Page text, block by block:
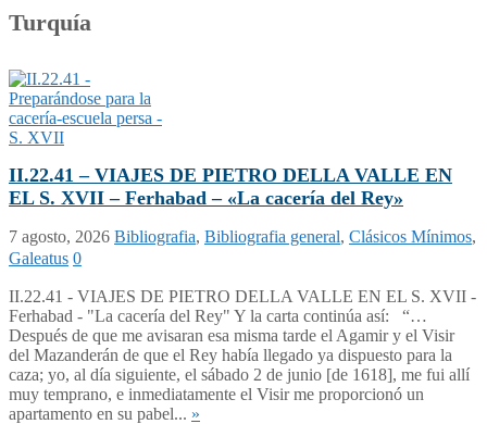
Turquía
II.22.41 – VIAJES DE PIETRO DELLA VALLE EN
EL S. XVII – Ferhabad – «La cacería del Rey»
7 agosto, 2026 Bibliografia, Bibliografia general, Clásicos Mínimos,
Galeatus 0
II.22.41 - VIAJES DE PIETRO DELLA VALLE EN EL S. XVII -
Ferhabad - "La cacería del Rey" Y la carta continúa así: “…
Después de que me avisaran esa misma tarde el Agamir y el Visir
del Mazanderán de que el Rey había llegado ya dispuesto para la
caza; yo, al día siguiente, el sábado 2 de junio [de 1618], me fui allí
muy temprano, e inmediatamente el Visir me proporcionó un
apartamento en su pabel... »